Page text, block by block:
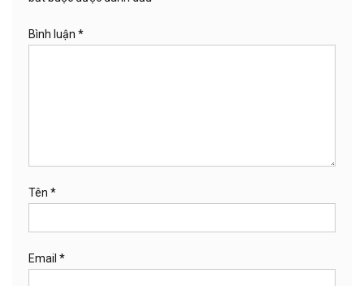
Bình luận *
Tên *
Email *